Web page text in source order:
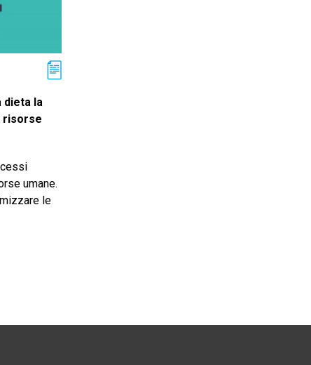
dieta la
risorse
umane.
le